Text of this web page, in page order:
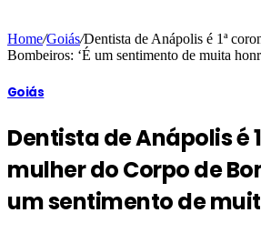
Home/Goiás/Dentista de Anápolis é 1ª
Bombeiros: ‘É um sentimento de muita
Goiás
Dentista de Anápolis é
mulher do Corpo de
um sentimento de